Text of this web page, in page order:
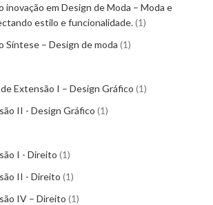
em Design de Moda – Moda e
estilo e funcionalidade. 1
Síntese – Design de moda 1
Extensão I – Design Gráfico 1
II - Design Gráfico 1
I - Direito 1
II - Direito 1
IV – Direito 1